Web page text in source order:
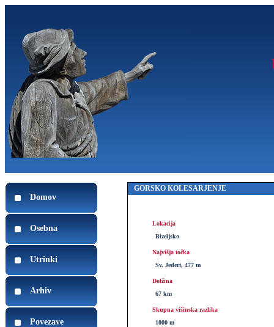
Domov
Osebna
Utrinki
Arhiv
Povezave
GORSKO KOLESARJENJE
Lokacija
Bizeljsko
Najvišja točka
Sv. Jedert, 477 m
Dolžina
67 km
Skupna višinska razlika
1000 m